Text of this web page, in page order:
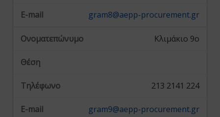
gram8@aepp-procurement.gr
Κλιμάκιο 9ο
213 2141 224
gram9@aepp-procurement.gr